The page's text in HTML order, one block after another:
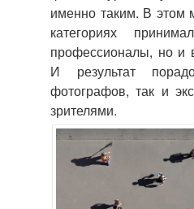
именно таким. В этом
категориях
профессионалы, но и
И результат
фотографов, так и
зрителями.